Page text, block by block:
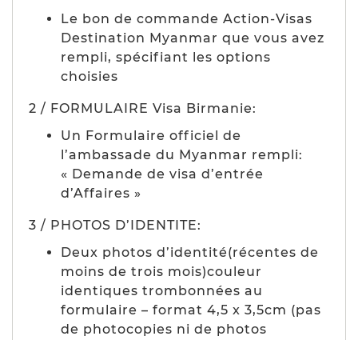
Le bon de commande Action-Visas
Destination Myanmar que vous avez
rempli, spécifiant les options
choisies
2 / FORMULAIRE Visa Birmanie:
Un Formulaire officiel de
l’ambassade du Myanmar rempli:
« Demande de visa d’entrée
d’Affaires »
3 / PHOTOS D’IDENTITE:
Deux photos d’identité(récentes de
moins de trois mois)couleur
identiques trombonnées au
formulaire – format 4,5 x 3,5cm (pas
de photocopies ni de photos